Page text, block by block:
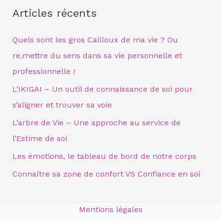
e
r
c
h
Articles récents
Quels sont les gros Cailloux de ma vie ? Ou
re.mettre du sens dans sa vie personnelle et
professionnelle !
L’IKIGAI – Un outil de connaissance de soi pour
s’aligner et trouver sa voie
L’arbre de Vie – Une approche au service de
l’Estime de soi
Les émotions, le tableau de bord de notre corps
Connaître sa zone de confort VS Confiance en soi
Mentions légales